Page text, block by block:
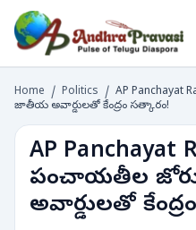
Home / Politics / AP Panchayat
జాతీయ అవార్డులతో కేంద్రం సత్కారం!
AP Panchayat
పంచాయతీల
అవార్డులతో